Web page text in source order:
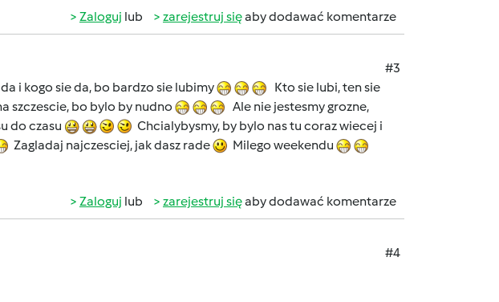
Zaloguj lub zarejestruj sięaby dodawać komentarze
#3
i kogo sie da, bo bardzo sie lubimy
Kto sie lubi, ten sie
szczescie, bo bylo by nudno
Ale nie jestesmy grozne,
do czasu
Chcialybysmy, by bylo nas tu coraz wiecej i
Zagladaj najczesciej, jak dasz rade Milego weekendu
Zaloguj lub zarejestruj sięaby dodawać komentarze
#4